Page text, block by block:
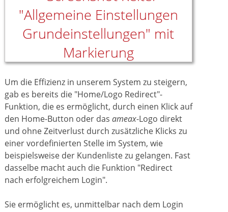
Um die Effizienz in unserem System zu steigern,
gab es bereits die "Home/Logo Redirect"-
Funktion, die es ermöglicht, durch einen Klick auf
den Home-Button oder das ameax-Logo direkt
und ohne Zeitverlust durch zusätzliche Klicks zu
einer vordefinierten Stelle im System, wie
beispielsweise der Kundenliste zu gelangen. Fast
dasselbe macht auch die Funktion "Redirect
nach erfolgreichem Login".
Sie ermöglicht es, unmittelbar nach dem Login